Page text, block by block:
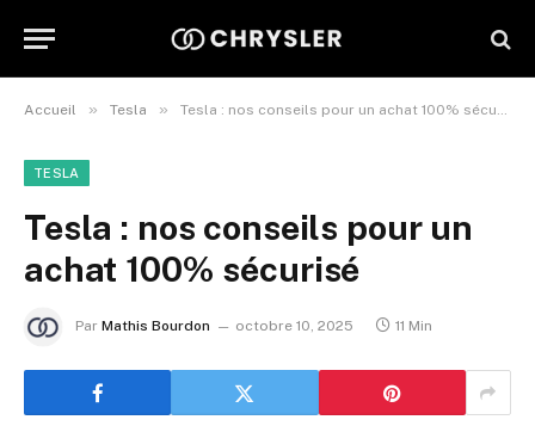
Accueil » Tesla » Tesla : nos conseils pour un achat 100% sécurisé
TESLA
Tesla : nos conseils pour un
achat 100% sécurisé
Par Mathis Bourdon octobre 10, 2025 11 Min